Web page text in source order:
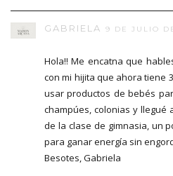
GABRIELA 9 DE JULIO
Hola!! Me encatna que
con mi hijita que ahora tiene
usar productos de bebés
champúes, colonias y llegué
de la clase de gimnasia, un
para ganar energía sin
Besotes, Gabriela